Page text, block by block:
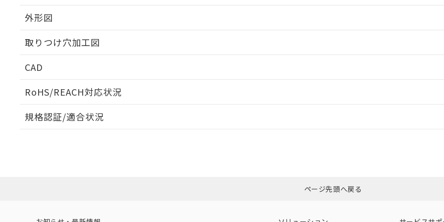
外形図
取りつけ穴加工図
CAD
RoHS/REACH対応状況
EU RoHS 注意事項・凡例
ダウンロードはこちら
規格認証/適合状況
（イギリス
（ノルウェー
（日本
（アメリカ
ページ先頭へ戻る